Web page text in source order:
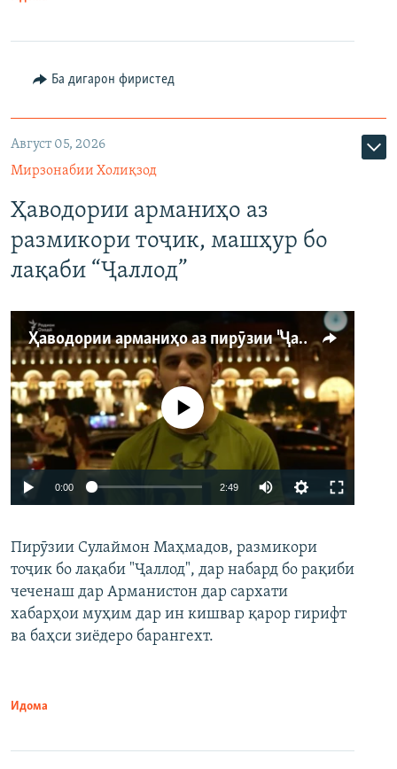
Ба дигарон фиристед
Август 05, 2026
Мирзонабии Холиқзод
Ҳаводории арманиҳо аз
размикори тоҷик, машҳур бо
лақаби “Ҷаллод”
Ҳаводории арманиҳо аз пирӯзии "Ҷаллод"-и тоҷик
Auto 240p 360p 480p
720p 1080p
Феълан кор намекунад
0:00 2:49
360p
480p
Пирӯзии Сулаймон Маҳмадов, размикори
тоҷик бо лақаби "Ҷаллод", дар набард бо рақиби
чеченаш дар Арманистон дар сархати
хабарҳои муҳим дар ин кишвар қарор гирифт
ва баҳси зиёдеро барангехт.
Идома